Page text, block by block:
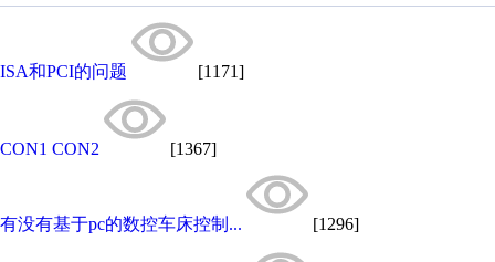
ISA和PCI的问题 [1171]
CON1 CON2 [1367]
有没有基于pc的数控车床控制... [1296]